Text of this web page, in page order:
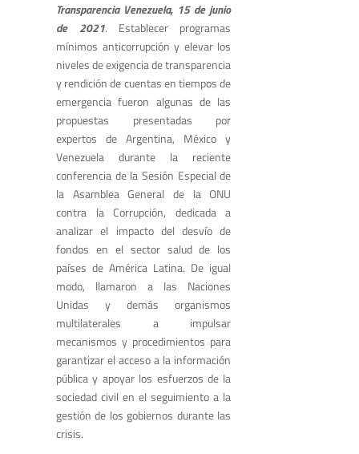
Transparencia Venezuela, 15 de junio
de 2021. Establecer programas
mínimos anticorrupción y elevar los
niveles de exigencia de transparencia
y rendición de cuentas en tiempos de
emergencia fueron algunas de las
propuestas presentadas por
expertos de Argentina, México y
Venezuela durante la reciente
conferencia de la Sesión Especial de
la Asamblea General de la ONU
contra la Corrupción, dedicada a
analizar el impacto del desvío de
fondos en el sector salud de los
países de América Latina. De igual
modo, llamaron a las Naciones
Unidas y demás organismos
multilaterales a impulsar
mecanismos y procedimientos para
garantizar el acceso a la información
pública y apoyar los esfuerzos de la
sociedad civil en el seguimiento a la
gestión de los gobiernos durante las
crisis.